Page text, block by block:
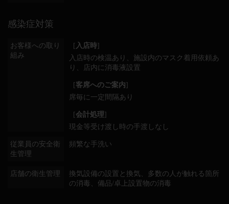
感染症対策
お客様への取り
組み
[ 入店時]
入店時の検温あり
施設内のマスク着用依頼あ
り
店内に消毒液設置
[客席へのご案内]
席毎に一定間隔あり
[会計処理]
現金等受け渡し時の手渡しなし
従業員の安全衛
生管理
頻繁な手洗い
店舗の衛生管理 換気設備の設置と換気
多数の人が触れる箇所
の消毒
備品/卓上設置物の消毒